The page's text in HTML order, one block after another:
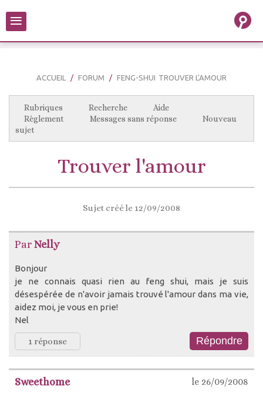
≡
ACCUEIL FORUM FENG-SHUI TROUVER L'AMOUR
Rubriques Recherche
Aide
Règlement
Messages sans réponse
Nouveau
sujet
Trouver l'amour
Sujet créé le 12/09/2008
Par Nelly
Bonjour
je ne connais quasi rien au feng shui, mais je suis
désespérée de n'avoir jamais trouvé l'amour dans ma vie,
aidez moi, je vous en prie!
Nel
1 réponse
Sweethome le 26/09/2008